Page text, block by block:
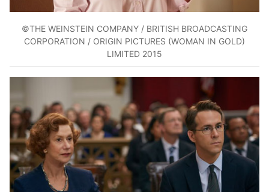
©THE WEINSTEIN COMPANY / BRITISH BROADCASTING
CORPORATION / ORIGIN PICTURES (WOMAN IN GOLD)
LIMITED 2015